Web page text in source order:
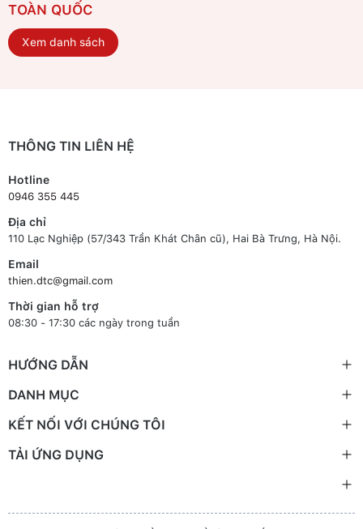
TOÀN QUỐC
Xem danh sách
THÔNG TIN LIÊN HỆ
Hotline
0946 355 445
Địa chỉ
110 Lạc Nghiệp (57/343 Trần Khát Chân cũ), Hai Bà Trưng, Hà Nội.
Email
thien.dtc@gmail.com
Thời gian hỗ trợ
08:30 - 17:30 các ngày trong tuần
HƯỚNG DẪN
DANH MỤC
KẾT NỐI VỚI CHÚNG TÔI
TẢI ỨNG DỤNG